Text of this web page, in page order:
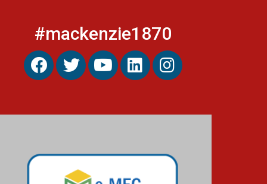
#mackenzie1870